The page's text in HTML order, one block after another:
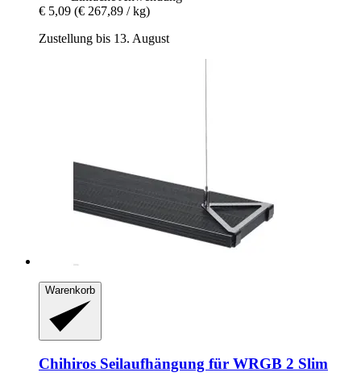
€ 5,09 (€ 267,89 / kg)
Zustellung bis 13. August
Warenkorb
Chihiros Seilaufhängung für WRGB 2 Slim